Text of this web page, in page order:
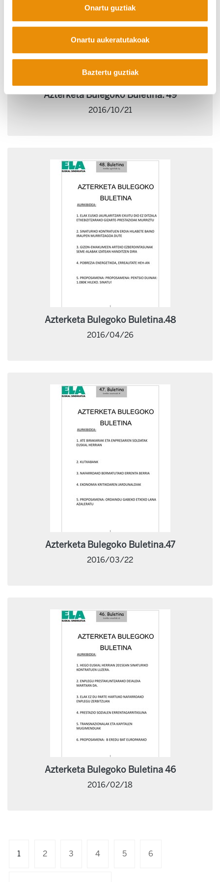
Onartu guztiak
Onartu aukeratutakoak
Baztertu guztiak
Azterketa Bulegoko Buletina. 49
2016/10/21
Azterketa Bulegoko Buletina.48
2016/04/26
Azterketa Bulegoko Buletina.47
2016/03/22
Azterketa Bulegoko Buletina 46
2016/02/18
1 2 3 4 5 6